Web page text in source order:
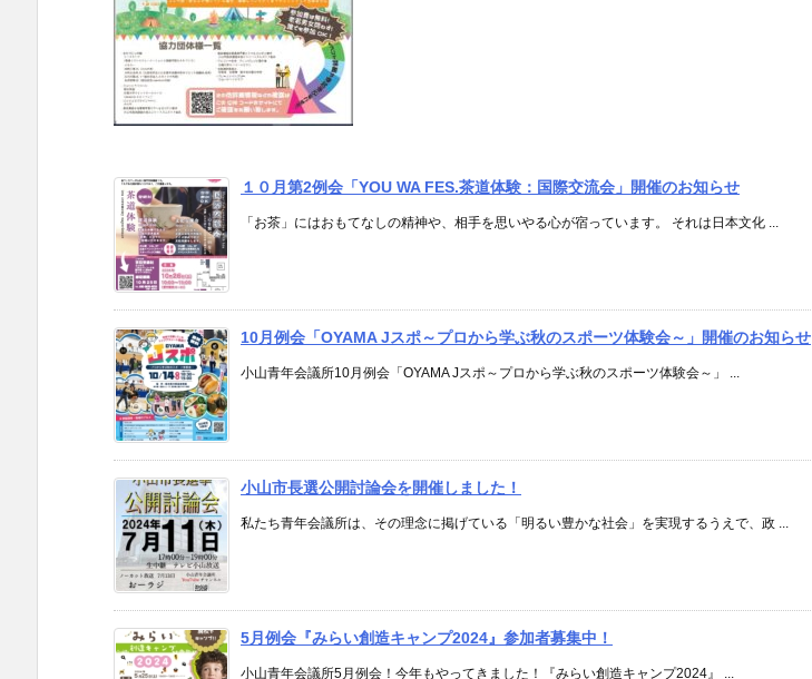
１０月第2例会「YOU WA FES.茶道体験：国際交流会」開催のお知らせ
「お茶」にはおもてなしの精神や、相手を思いやる心が宿っています。 それは日本文化 ...
10月例会「OYAMA Jスポ～プロから学ぶ秋のスポーツ体験会～」開催のお知らせ
小山青年会議所10月例会「OYAMA Jスポ～プロから学ぶ秋のスポーツ体験会～」 ...
小山市長選公開討論会を開催しました！
私たち青年会議所は、その理念に掲げている「明るい豊かな社会」を実現するうえで、政 ...
5月例会『みらい創造キャンプ2024』参加者募集中！
小山青年会議所5月例会！今年もやってきました！『みらい創造キャンプ2024』 ...